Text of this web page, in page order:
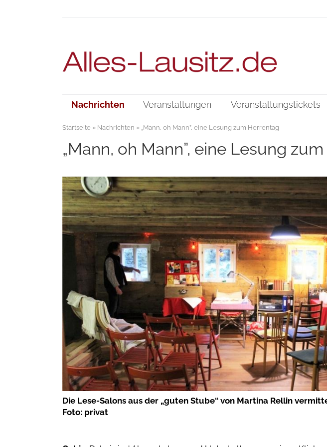
Nachrichten Veranstaltungen Veranstaltungstickets
Startseite» Nachrichten » „Mann, oh Mann”, eine Lesung zum Herrentag
„Mann, oh Mann”, eine Lesung
Die Lese-Salons aus der „guten Stube“ von Martina Rellin
Foto: privat